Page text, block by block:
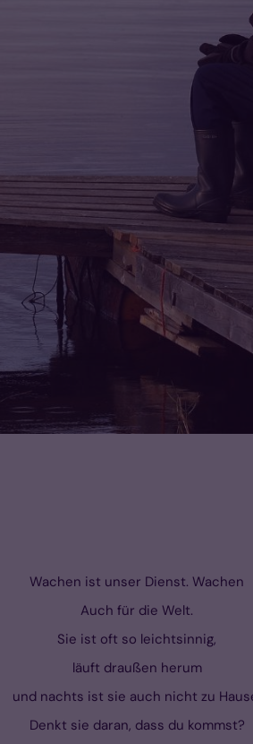
Wachen ist unser Dienst. Wachen
Auch für die Welt.
Sie ist oft so leichtsinnig,
läuft draußen herum
und nachts ist sie auch nicht zu
Denkt sie daran, dass du kommst?